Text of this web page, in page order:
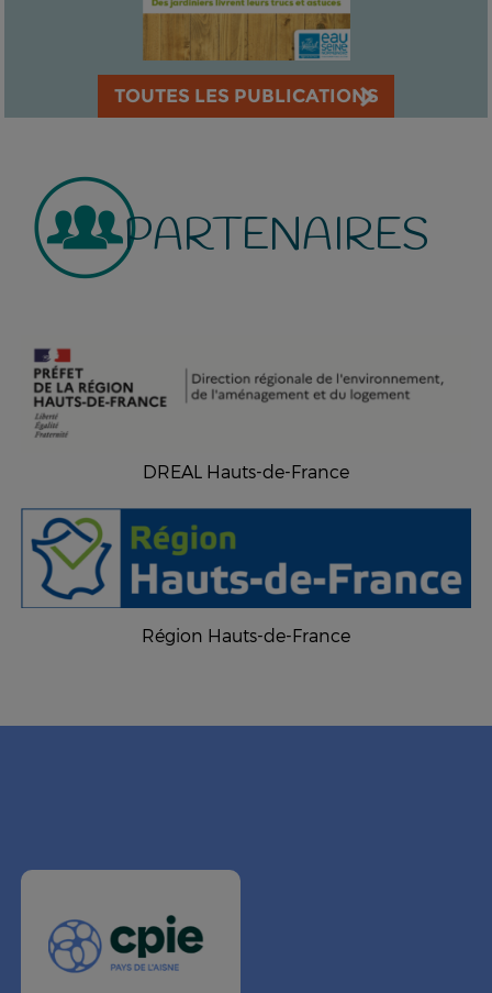
TOUTES LES PUBLICATIONS
PARTENAIRES
DREAL Hauts-de-France
Région Hauts-de-France